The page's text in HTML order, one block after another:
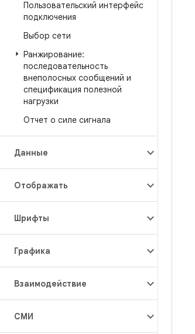
Пользовательский интерфейс
подключения
Выбор сети
Ранжирование:
последовательность
внеполосных сообщений и
спецификация полезной
нагрузки
Отчет о силе сигнала
Данные
Отображать
Шрифты
Графика
Взаимодействие
СМИ